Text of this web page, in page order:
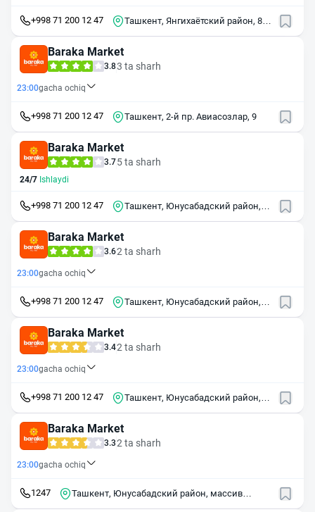
+998 71 200 12 47
Ташкент, Янгихаётский район, 8-й
Baraka Market
3.83 ta sharh
23:00gacha ochiq
+998 71 200 12 47 Ташкент, 2-й пр. Авиасозлар, 9
Baraka Market
3.75 ta sharh
24/7 Ishlaydi
+998 71 200 12 47
Ташкент, Юнусабадский район,
Baraka Market
3.62 ta sharh
23:00gacha ochiq
+998 71 200 12 47
Ташкент, Юнусабадский район,
Baraka Market
3.42 ta sharh
23:00gacha ochiq
+998 71 200 12 47
Ташкент, Юнусабадский район,
Baraka Market
3.32 ta sharh
23:00gacha ochiq
1247
Ташкент, Юнусабадский район, массив